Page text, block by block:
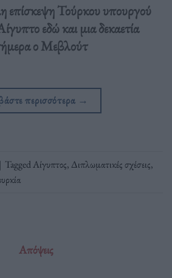
επίσκεψη Τούρκου υπουργού
εδώ και μια δεκαετία
ο Μεβλούτ
περισσότερα →
| TaggedΑίγυπτος, Διπλωματικές σχέσεις,
Απόψεις